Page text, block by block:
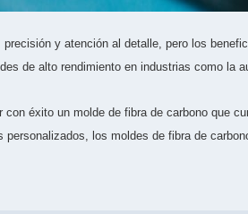
precisión y atención al detalle, pero los
de alto rendimiento en industrias como la
éxito un molde de fibra de carbono que
los moldes de fibra de